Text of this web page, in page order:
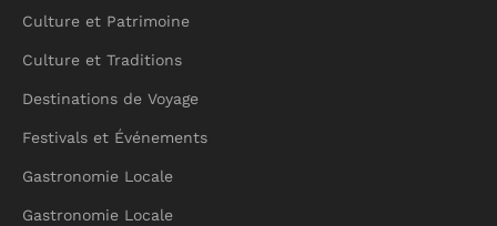
Culture et Patrimoine
Culture et Traditions
Destinations de Voyage
Festivals et Événements
Gastronomie Locale
Gastronomie Locale